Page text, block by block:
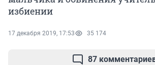
избиении
17 декабря 2019, 17:53 35 174
87